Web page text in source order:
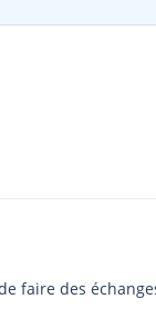
faire des